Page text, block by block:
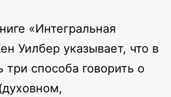
«Интегральная
Уилбер указывает, что в
три способа говорить о